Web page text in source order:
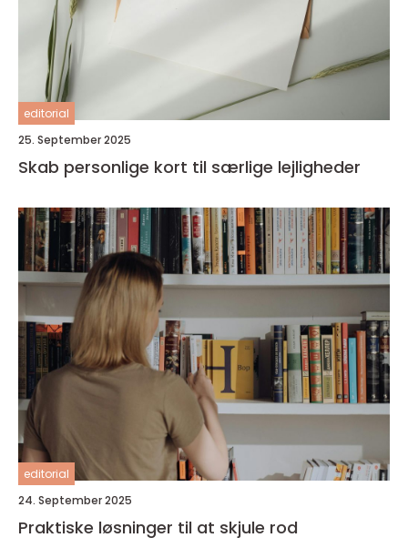
editorial
25. September 2025
Skab personlige kort til særlige lejligheder
editorial
24. September 2025
Praktiske løsninger til at skjule rod